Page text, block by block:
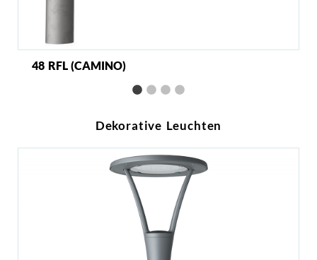
48 RFL (CAMINO)
Dekorative Leuchten